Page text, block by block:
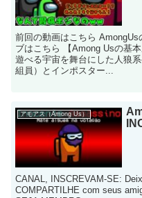
前回の動画はこちら
ブはこちら 【Among Usの基
遊べる宇宙を舞台にした人狼
組員）とインポスター...
アモアス（Among Us）
CANAL, INSCREVAM-SE:
COMPARTILHE com seus